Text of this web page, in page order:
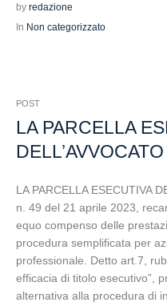
by redazione
In Non categorizzato
POST
LA PARCELLA
DELL’AVVOCATO
LA PARCELLA ESECUTIVA
n. 49 del 21 aprile 2023,
equo compenso delle
procedura semplificata per
professionale. Detto art.7,
efficacia di titolo esecutivo”,
alternativa alla procedura di